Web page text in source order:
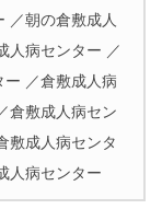
／朝の倉敷成人
人病センター ／
／倉敷成人病
倉敷成人病セン
敷成人病センタ
人病センター